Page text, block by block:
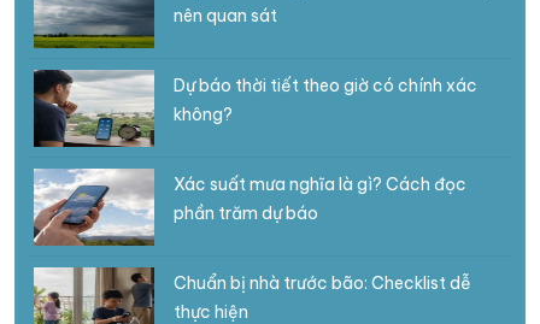
nên quan sát
Dự báo thời tiết theo giờ có chính xác
không?
Xác suất mưa nghĩa là gì? Cách đọc
phần trăm dự báo
Chuẩn bị nhà trước bão: Checklist dễ
thực hiện